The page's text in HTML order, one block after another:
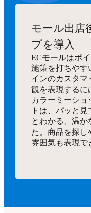
モール出店
プを導入
ECモールはポ
施策を打ちやす
インのカスタマ
観を表現するに
カラーミーショ
トは、パッと
とわかる、温か
た。商品を探し
雰囲気も表現で